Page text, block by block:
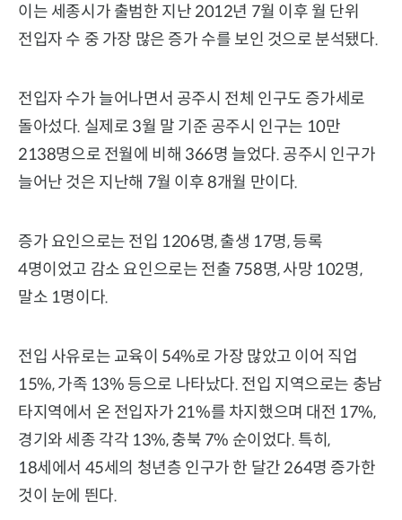
이는 세종시가 출범한 지난 2012년 7월 이후 월 단위
전입자 수 중 가장 많은 증가 수를 보인 것으로 분석됐다.
전입자 수가 늘어나면서 공주시 전체 인구도 증가세로
돌아섰다. 실제로 3월 말 기준 공주시 인구는 10만
2138명으로 전월에 비해 366명 늘었다. 공주시 인구가
늘어난 것은 지난해 7월 이후 8개월 만이다.
증가 요인으로는 전입 1206명, 출생 17명, 등록
4명이었고 감소 요인으로는 전출 758명, 사망 102명,
말소 1명이다.
전입 사유로는 교육이 54%로 가장 많았고 이어 직업
15%, 가족 13% 등으로 나타났다. 전입 지역으로는 충남
타지역에서 온 전입자가 21%를 차지했으며 대전 17%,
경기와 세종 각각 13%, 충북 7% 순이었다. 특히,
18세에서 45세의 청년층 인구가 한 달간 264명 증가한
것이 눈에 띈다.